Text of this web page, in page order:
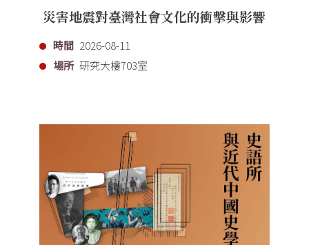
災害地震對臺灣社會文化的衝擊與影響
時間 2026-08-11
場所 研究大樓703室